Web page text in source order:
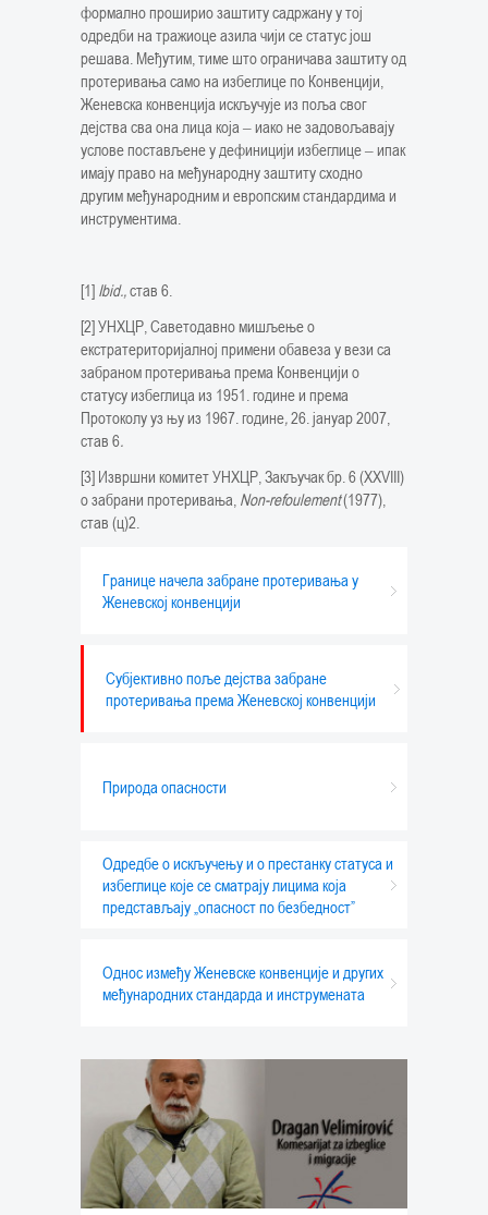
формално проширио заштиту садржану у тој
одредби на тражиоце азила чији се статус још
решава. Међутим, тиме што ограничава заштиту од
протеривања само на избеглице по Конвенцији,
Женевска конвенција искључује из поља свог
дејства сва она лица која ‒ иако не задовољавају
услове постављене у дефиницији избеглице ‒ ипак
имају право на међународну заштиту сходно
другим међународним и европским стандардима и
инструментима.
[1] Ibid.,став 6.
[2] УНХЦР, Саветодавно мишљење о
екстратериторијалној примени обавеза у вези са
забраном протеривања према Конвенцији о
статусу избеглица из 1951. године и према
Протоколу уз њу из 1967. године,26. јануар 2007,
став 6.
[3] Извршни комитет УНХЦР, Закључак бр. 6 (XXVIII)
о забрани протеривања, Non-refoulement(1977),
став (ц)2.
Границе начела забране протеривања у
Женевској конвенцији
Субјективно поље дејства забране
протеривања према Женевској конвенцији
Природа опасности
Одредбе о искључењу и о престанку статуса и
избеглице које се сматрају лицима која
представљају „опасност по безбедност”
Однос између Женевске конвенције и других
међународних стандарда и инструмената